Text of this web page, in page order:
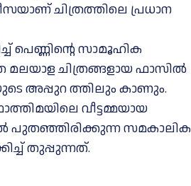
ചിത്രത്തിലെ പ്രധാന
പെണ്ണിൻ്റെ സാമൂഹിക
മലയാള ചിത്രങ്ങളായ ഫാസിൽ
അപ്പുറ ത്തിലും കാണും.
വീട്ടമ്മയായ
പുതഞ്ഞിരിക്കുന്ന സമകാലിക
തുപ്പുന്നത്.